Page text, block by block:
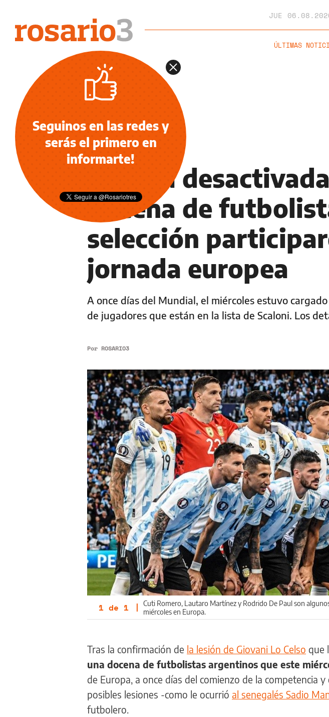
JUE
ÚLTIMAS
DEPORTES
Alarma
docena de
selección
jornada europea
A once días del Mundial, el miércoles estuvo
de jugadores que están en la lista de Scaloni. Los
Por ROSARIO3
1 de 1 |
Cuti Romero, Lautaro Martínez y Rodrido De Paul son
miércoles en Europa.
Tras la confirmación de la lesión de Giovani Lo Celso que
una docena de futbolistas argentinos que este
de Europa, a once días del comienzo de la competencia
posibles lesiones -como le ocurrió al senegalés Sadio
futbolero.
Seguinos en las redes y
serás el primero en
informarte!